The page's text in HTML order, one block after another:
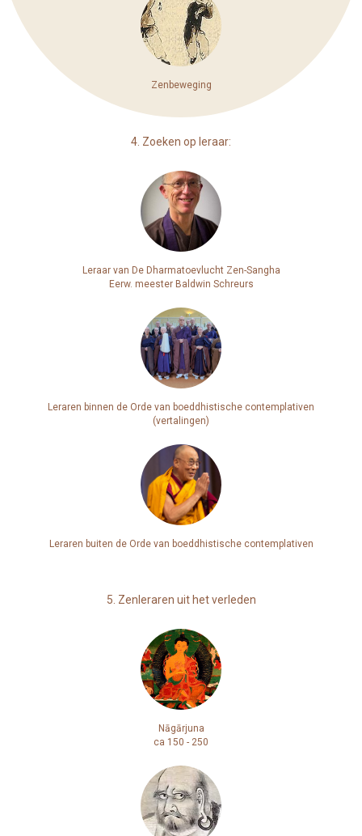
Zenbeweging
4. Zoeken op leraar:
Leraar van De Dharmatoevlucht Zen-Sangha
Eerw. meester Baldwin Schreurs
Leraren binnen de Orde van boeddhistische contemplativen
(vertalingen)
Leraren buiten de Orde van boeddhistische contemplativen
5. Zenleraren uit het verleden
Nāgārjuna
ca 150 - 250